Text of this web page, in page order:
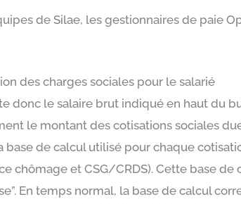
de Silae, les gestionnaires de paie
des charges sociales pour le salarié
donc le salaire brut indiqué en haut du
le montant des cotisations sociales
base de calcul utilisé pour chaque
chômage et CSG/CRDS). Cette base de
En temps normal, la base de calcul